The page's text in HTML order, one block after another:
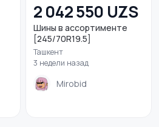
2 042 550 UZS
Шины в ассортименте
[245/70R19.5]
Ташкент
3 недели назад
Mirobid